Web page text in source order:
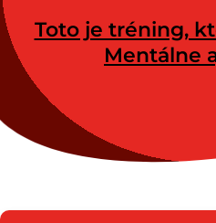
Toto je tréning,
Mentálne